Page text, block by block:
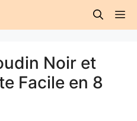
Noir et
Facile en 8